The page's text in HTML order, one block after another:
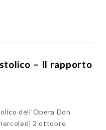
– Il rapporto
dell’Opera Don
2 ottobre